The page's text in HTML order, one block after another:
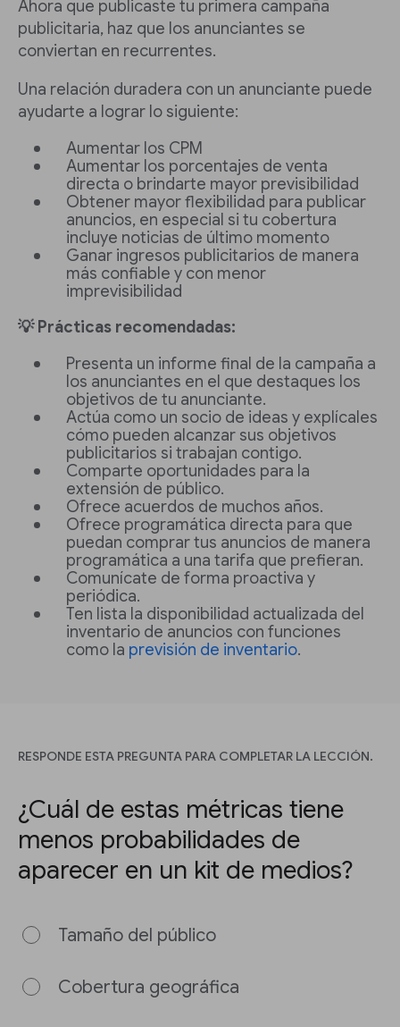
Ahora que publicaste tu primera campaña
publicitaria, haz que los anunciantes se
conviertan en recurrentes.
Una relación duradera con un anunciante puede
ayudarte a lograr lo siguiente:
Aumentar los CPM
Aumentar los porcentajes de venta
directa o brindarte mayor previsibilidad
Obtener mayor flexibilidad para publicar
anuncios, en especial si tu cobertura
incluye noticias de último momento
Ganar ingresos publicitarios de manera
más confiable y con menor
imprevisibilidad
💡 Prácticas recomendadas:
Presenta un informe final de la campaña a
los anunciantes en el que destaques los
objetivos de tu anunciante.
Actúa como un socio de ideas y explícales
cómo pueden alcanzar sus objetivos
publicitarios si trabajan contigo.
Comparte oportunidades para la
extensión de público.
Ofrece acuerdos de muchos años.
Ofrece programática directa para que
puedan comprar tus anuncios de manera
programática a una tarifa que prefieran.
Comunícate de forma proactiva y
periódica.
Ten lista la disponibilidad actualizada del
inventario de anuncios con funciones
como la previsión de inventario.
RESPONDE ESTA PREGUNTA PARA COMPLETAR LA LECCIÓN.
¿Cuál de estas métricas tiene
menos probabilidades de
aparecer en un kit de medios?
Tamaño del público
Cobertura geográfica